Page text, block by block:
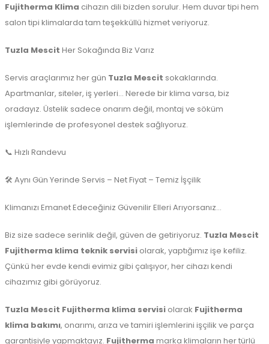
Fujitherma Klima cihazın dili bizden sorulur. Hem duvar tipi hem
salon tipi klimalarda tam teşekküllü hizmet veriyoruz.
Tuzla Mescit Her Sokağında Biz Varız
Servis araçlarımız her gün Tuzla Mescit sokaklarında.
Apartmanlar, siteler, iş yerleri… Nerede bir klima varsa, biz
oradayız. Üstelik sadece onarım değil, montaj ve söküm
işlemlerinde de profesyonel destek sağlıyoruz.
📞 Hızlı Randevu
🛠️ Aynı Gün Yerinde Servis – Net Fiyat – Temiz İşçilik
Klimanızı Emanet Edeceğiniz Güvenilir Elleri Arıyorsanız…
Biz size sadece serinlik değil, güven de getiriyoruz. Tuzla Mescit
Fujitherma klima teknik servisi olarak, yaptığımız işe kefiliz.
Çünkü her evde kendi evimiz gibi çalışıyor, her cihazı kendi
cihazımız gibi görüyoruz.
Tuzla Mescit Fujitherma klima servisi olarak Fujitherma
klima bakımı, onarımı, arıza ve tamiri işlemlerini işçilik ve parça
garantisiyle yapmaktayız. Fujitherma marka klimaların her türlü